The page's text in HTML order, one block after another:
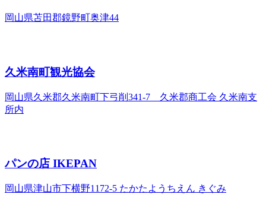
岡山県苫田郡鏡野町奥津44
久米南町観光協会
岡山県久米郡久米南町下弓削341-7 久米郡商工会 久米南支
所内
パンの店 IKEPAN
岡山県津山市下横野1172-5 たかたようちえん きぐみ